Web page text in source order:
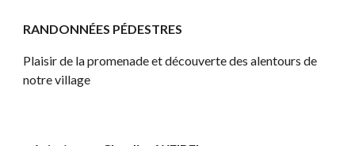
RANDONNÉES PÉDESTRES
Plaisir de la promenade et découverte des alentours de
notre village